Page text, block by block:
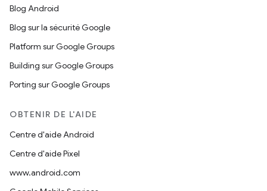
Blog Android
Blog sur la sécurité Google
Platform sur Google Groups
Building sur Google Groups
Porting sur Google Groups
OBTENIR DE L'AIDE
Centre d'aide Android
Centre d'aide Pixel
www.android.com